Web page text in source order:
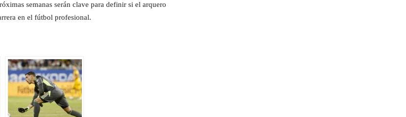
semanas serán clave para definir si el arquero
en el fútbol profesional.